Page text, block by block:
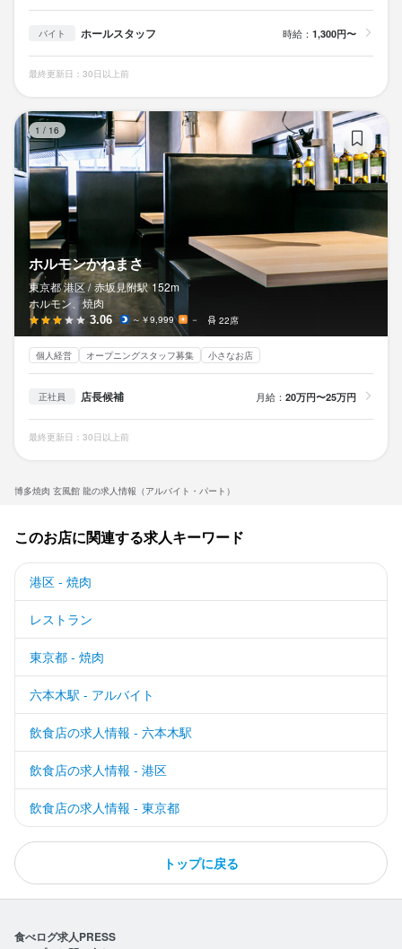
博多焼肉 玄風館 龍の求人情報（アルバイト・パート）
バイト ホールスタッフ 時給： 1,300円〜
最終更新日：30日以上前
1 / 16
ホルモンかねまさ
東京都 港区 / 赤坂見附駅 152m
ホルモン、焼肉
3.06 ～￥9,999 － 22席
個人経営 オープニングスタッフ募集 小さなお店
正社員 店長候補 月給： 20万円〜25万円
最終更新日：30日以上前
このお店に関連する求人キーワード
港区 - 焼肉
レストラン
東京都 - 焼肉
六本木駅 - アルバイト
飲食店の求人情報 - 六本木駅
飲食店の求人情報 - 港区
飲食店の求人情報 - 東京都
トップに戻る
食べログ求人PRESS